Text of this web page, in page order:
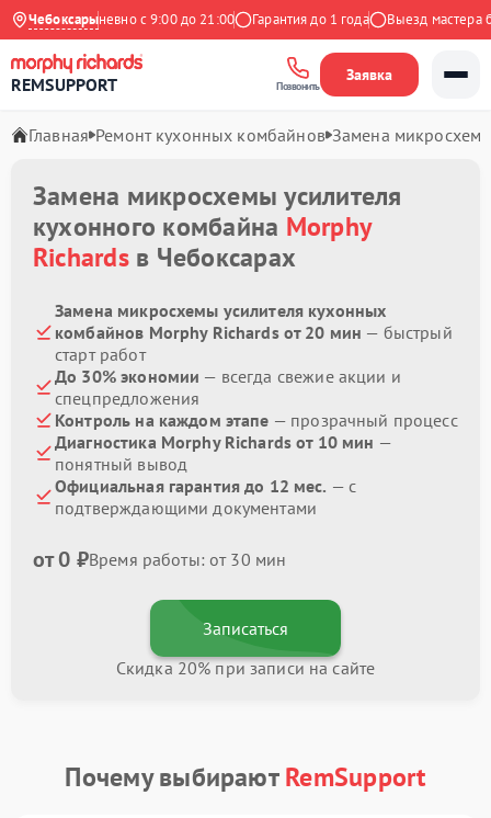
Чебоксары
Ежедневно с 9:00 до 21:00 Гарантия до 1 года Выезд мастера
REMSUPPORT Позвонить
Заявка
Главная Ремонт кухонных комбайнов Замена
Замена микросхемы усилителя
кухонного комбайна Morphy
Richardsв Чебоксарах
Замена микросхемы усилителя кухонных
комбайнов Morphy Richards от 20 мин — быстрый
старт работ
До 30% экономии — всегда свежие акции и
спецпредложения
Контроль на каждом этапе — прозрачный процесс
Диагностика Morphy Richards от 10 мин —
понятный вывод
Официальная гарантия до 12 мес. — с
подтверждающими документами
от 0 ₽Время работы: от 30 мин
Записаться
Скидка 20% при записи на сайте
Почему выбираютRemSupport